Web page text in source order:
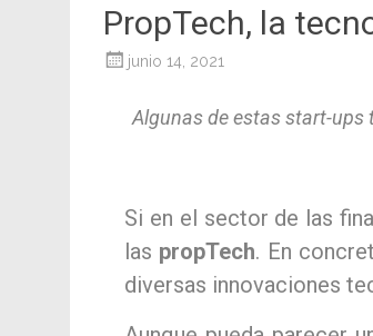
PropTech, la
junio 14, 2021
Algunas de estas start-ups
Si en el sector de las
las propTech. En
diversas innovaciones